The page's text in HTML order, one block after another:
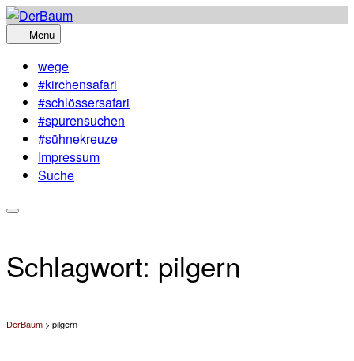
Skip
to
Menu
wege
#kirchensafari
#schlössersafari
#spurensuchen
#sühnekreuze
Impressum
Suche
Schlagwort: pilgern
DerBaum > pilgern